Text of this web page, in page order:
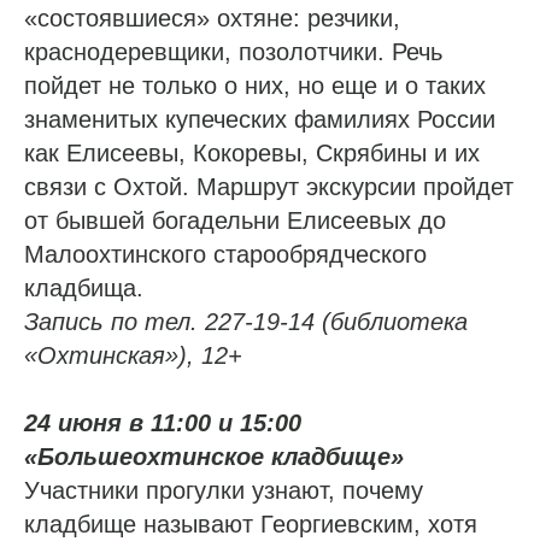
«состоявшиеся» охтяне: резчики,
краснодеревщики, позолотчики. Речь
пойдет не только о них, но еще и о таких
знаменитых купеческих фамилиях России
как Елисеевы, Кокоревы, Скрябины и их
связи с Охтой. Маршрут экскурсии пройдет
от бывшей богадельни Елисеевых до
Малоохтинского старообрядческого
кладбища.
Запись по тел. 227-19-14 (библиотека
«Охтинская»), 12+
24 июня в 11:00 и 15:00
«Большеохтинское кладбище»
Участники прогулки узнают, почему
кладбище называют Георгиевским, хотя